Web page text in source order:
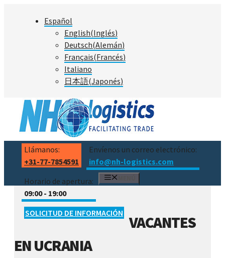
Español
English(Inglés)
Deutsch(Alemán)
Français(Francés)
Italiano
日本語(Japonés)
Llámanos:
+31-77-7854591
Envíenos un correo electrónico:
info@nh-logistics.com
Horario de apertura:
09:00 - 19:00
SOLICITUD DE INFORMACIÓN
VACANTES
EN UCRANIA